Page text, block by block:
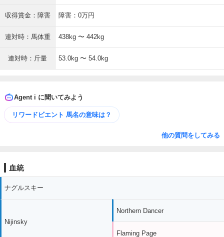
収得賞金：障害 障害：0万円
連対時：馬体重 438kg 〜 442kg
連対時：斤量 53.0kg 〜 54.0kg
Agent i に聞いてみよう
リワードビエント 馬名の意味は？
他の質問をしてみる
血統
ナグルスキー
Nijinsky
Northern Dancer
Flaming Page